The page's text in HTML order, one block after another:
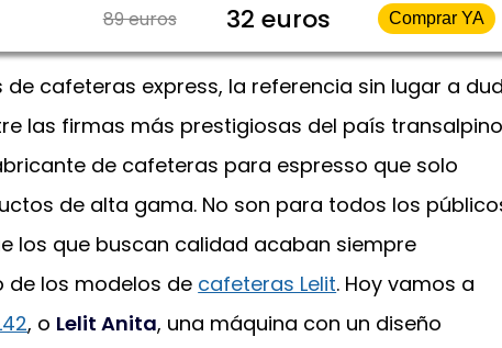
89 euros 32 euros Comprar YA
cafeteras express, la referencia sin lugar a
las firmas más prestigiosas del país transalpino
de cafeteras para espresso que solo
de alta gama. No son para todos los
los que buscan calidad acaban siempre
de los modelos de cafeteras Lelit. Hoy vamos a
, o Lelit Anita, una máquina con un diseño